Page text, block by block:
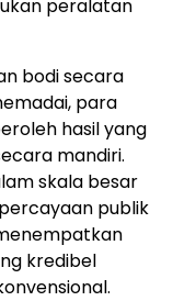
peralatan
bodi secara
para
hasil yang
mandiri.
skala besar
publik
kredibel